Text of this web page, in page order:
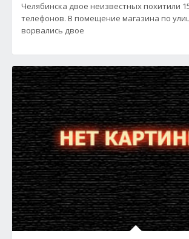
Челябинска двое неизвестных похитили
телефонов. В помещение магазина по
ворвались двое